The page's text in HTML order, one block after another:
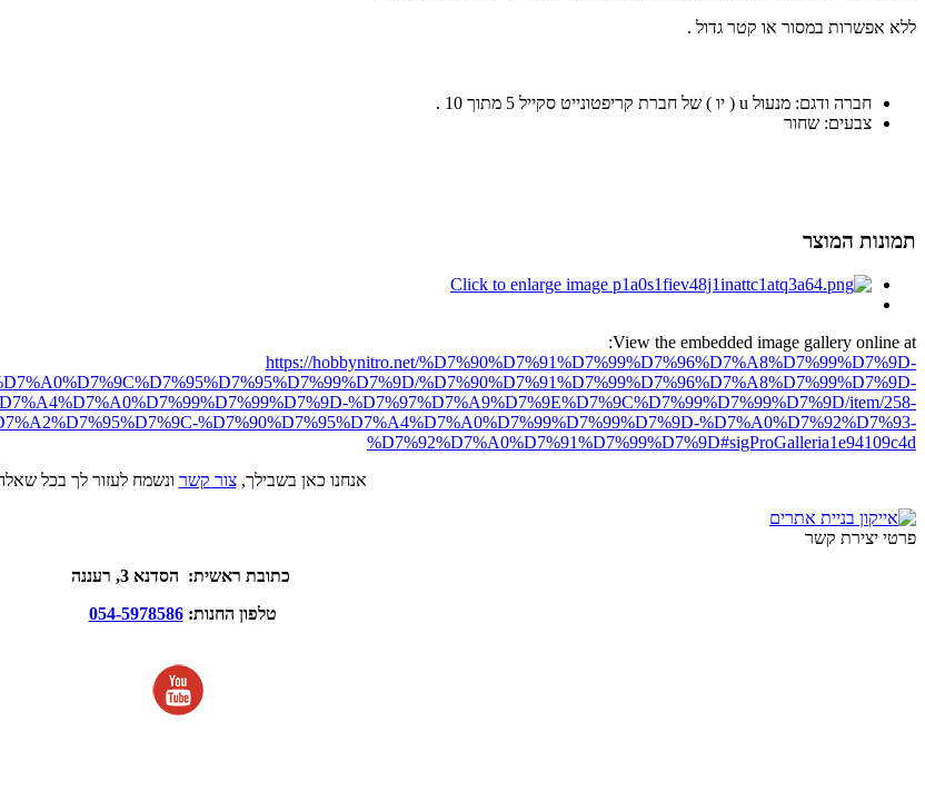
ללא אפשרות במסור או קטר גדול .
חברה ודגם: מנעול u ( יו ) של חברת קריפטונייט סקייל 5 מתוך 10 .
צבעים: שחור
תמונות המוצר
View the embedded image gallery online at:
https://hobbynitro.net/%D7%90%D7%91%D7%99%D7%96%D7%A8%D7%99%D7%9D-
%D7%90%D7%91%D7%99%D7%96%D7%A8%D7%99%D7%9D-
%D7%97%D7%A9%D7%9E%D7%9C%D7%99%D7%99%D7%9D/item/258-
%D7%90%D7%95%D7%A4%D7%A0%D7%99%D7%99%D7%9D-%D7%A0%D7%92%D7%93-
%D7%92%D7%A0%D7%91%D7%99%D7%9D#sigProGalleria1e94109c4d
אנחנו כאן בשבילך,צור קשר ונשמח לעזור לך בכל
פרטי יצירת קשר
כתובת ראשית: הסדנא 3, רעננה
טלפון החנות:054-5978586